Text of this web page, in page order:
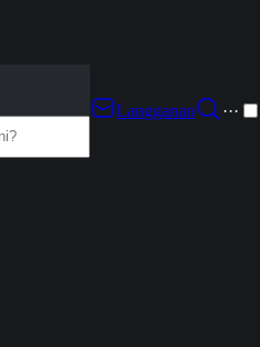
Langganan
···